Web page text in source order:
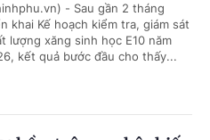
- Sau gần 2 tháng
khai Kế hoạch kiểm tra, giám sát
lượng xăng sinh học E10 năm
kết quả bước đầu cho thấy...